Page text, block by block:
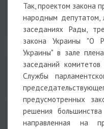
Так, проектом закона
народным депутатом,
заседаниях Рады,
закона Украины "О
Украины" в зале
заседаний
Службы
предусмотренных
решения
направленная на